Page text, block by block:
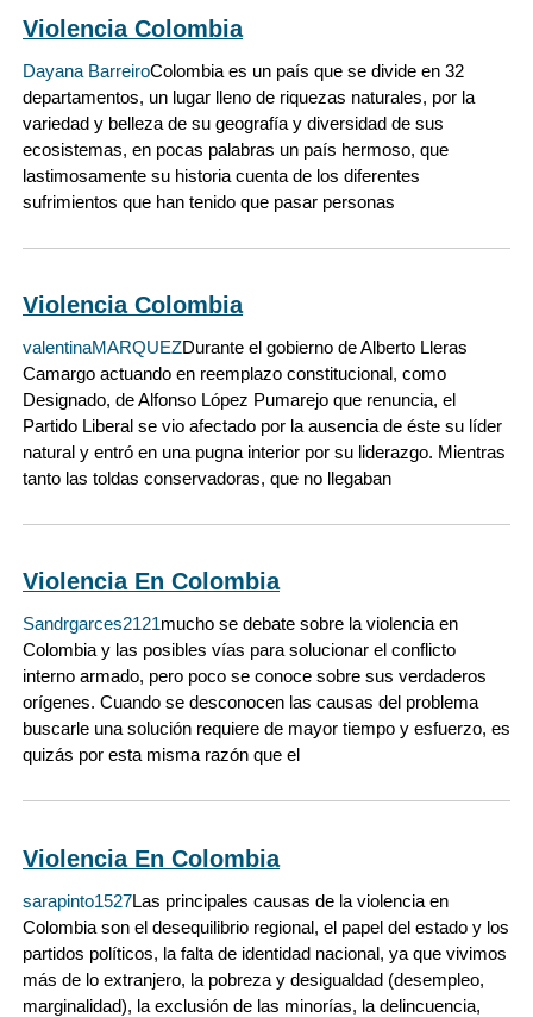
Violencia Colombia
Dayana BarreiroColombia es un país que se divide en 32
departamentos, un lugar lleno de riquezas naturales, por la
variedad y belleza de su geografía y diversidad de sus
ecosistemas, en pocas palabras un país hermoso, que
lastimosamente su historia cuenta de los diferentes
sufrimientos que han tenido que pasar personas
Violencia Colombia
valentinaMARQUEZDurante el gobierno de Alberto Lleras
Camargo actuando en reemplazo constitucional, como
Designado, de Alfonso López Pumarejo que renuncia, el
Partido Liberal se vio afectado por la ausencia de éste su líder
natural y entró en una pugna interior por su liderazgo. Mientras
tanto las toldas conservadoras, que no llegaban
Violencia En Colombia
Sandrgarces2121mucho se debate sobre la violencia en
Colombia y las posibles vías para solucionar el conflicto
interno armado, pero poco se conoce sobre sus verdaderos
orígenes. Cuando se desconocen las causas del problema
buscarle una solución requiere de mayor tiempo y esfuerzo, es
quizás por esta misma razón que el
Violencia En Colombia
sarapinto1527Las principales causas de la violencia en
Colombia son el desequilibrio regional, el papel del estado y los
partidos políticos, la falta de identidad nacional, ya que vivimos
más de lo extranjero, la pobreza y desigualdad (desempleo,
marginalidad), la exclusión de las minorías, la delincuencia,